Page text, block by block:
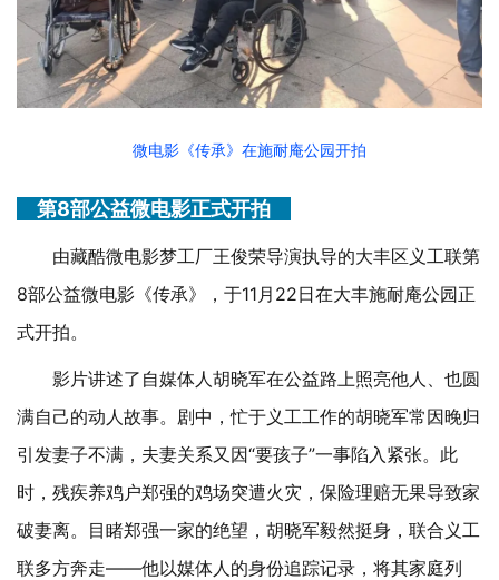
微电影《传承》在施耐庵公园开拍
第8部公益微电影正式开拍
由藏酷微电影梦工厂王俊荣导演执导的大丰区义工联第
8部公益微电影《传承》，于11月22日在大丰施耐庵公园正
式开拍。
影片讲述了自媒体人胡晓军在公益路上照亮他人、也圆
满自己的动人故事。剧中，忙于义工工作的胡晓军常因晚归
引发妻子不满，夫妻关系又因“要孩子”一事陷入紧张。此
时，残疾养鸡户郑强的鸡场突遭火灾，保险理赔无果导致家
破妻离。目睹郑强一家的绝望，胡晓军毅然挺身，联合义工
联多方奔走——他以媒体人的身份追踪记录，将其家庭列